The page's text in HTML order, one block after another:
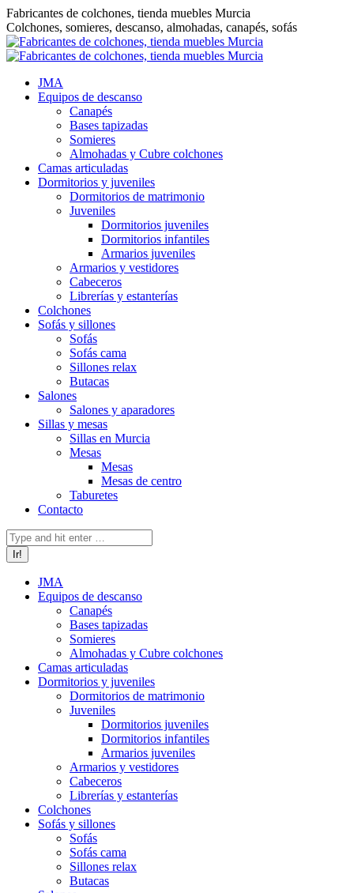
Saltar
al
contenido
Fabricantes de colchones, tienda muebles Murcia
Colchones, somieres, descanso, almohadas, canapés, sofás
JMA
Equipos de descanso
Canapés
Bases tapizadas
Somieres
Almohadas y Cubre colchones
Camas articuladas
Dormitorios y juveniles
Dormitorios de matrimonio
Juveniles
Dormitorios juveniles
Dormitorios infantiles
Armarios juveniles
Armarios y vestidores
Cabeceros
Librerías y estanterías
Colchones
Sofás y sillones
Sofás
Sofás cama
Sillones relax
Butacas
Salones
Salones y aparadores
Sillas y mesas
Sillas en Murcia
Mesas
Mesas
Mesas de centro
Taburetes
Contacto
Buscar:
JMA
Equipos de descanso
Canapés
Bases tapizadas
Somieres
Almohadas y Cubre colchones
Camas articuladas
Dormitorios y juveniles
Dormitorios de matrimonio
Juveniles
Dormitorios juveniles
Dormitorios infantiles
Armarios juveniles
Armarios y vestidores
Cabeceros
Librerías y estanterías
Colchones
Sofás y sillones
Sofás
Sofás cama
Sillones relax
Butacas